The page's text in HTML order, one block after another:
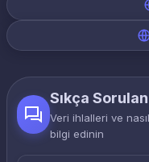
Sıkça
Veri ihlalleri ve
bilgi edinin